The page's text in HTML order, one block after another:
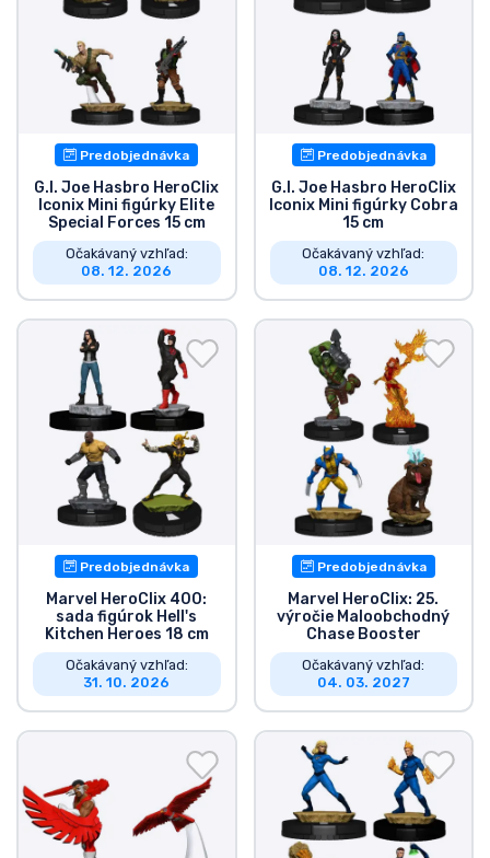
Predobjednávka
G.I. Joe Hasbro HeroClix
Iconix Mini figúrky Elite
Special Forces 15 cm
Očakávaný vzhľad:
08. 12. 2026
Predobjednávka
G.I. Joe Hasbro HeroClix
Iconix Mini figúrky Cobra
15 cm
Očakávaný vzhľad:
08. 12. 2026
Predobjednávka
Marvel HeroClix 400:
sada figúrok Hell's
Kitchen Heroes 18 cm
Očakávaný vzhľad:
31. 10. 2026
Predobjednávka
Marvel HeroClix: 25.
výročie Maloobchodný
Chase Booster
Očakávaný vzhľad:
04. 03. 2027